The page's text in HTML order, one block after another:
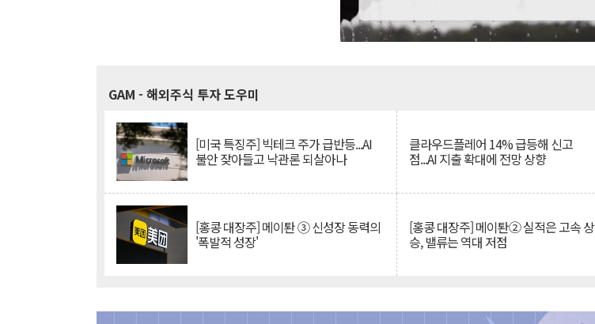
GAM - 해외주식 투자 도우미
[미국 특징주] 빅테크 주가 급반등...AI
불안 잦아들고 낙관론 되살아나
클라우드플레어 14% 급등해 신고
점...AI 지출 확대에 전망 상향
[홍콩 대장주] 메이퇀 ③ 신성장 동력의
'폭발적 성장'
[홍콩 대장주] 메이퇀② 실적은 고속 상
승, 밸류는 역대 저점